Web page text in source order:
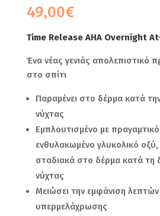
49,00€
Time Release AHA Overnight
Ένα νέας γενιάς απολεπιστικό
στο σπίτι
Παραμένει στο δέρμα κατά
νύχτας
Εμπλουτισμένο με
ενθυλακωμένο γλυκολικό οξύ,
σταδιακά στο δέρμα κατά τη
νύχτας
Μειώσει την εμφάνιση
υπερμελάχρωσης